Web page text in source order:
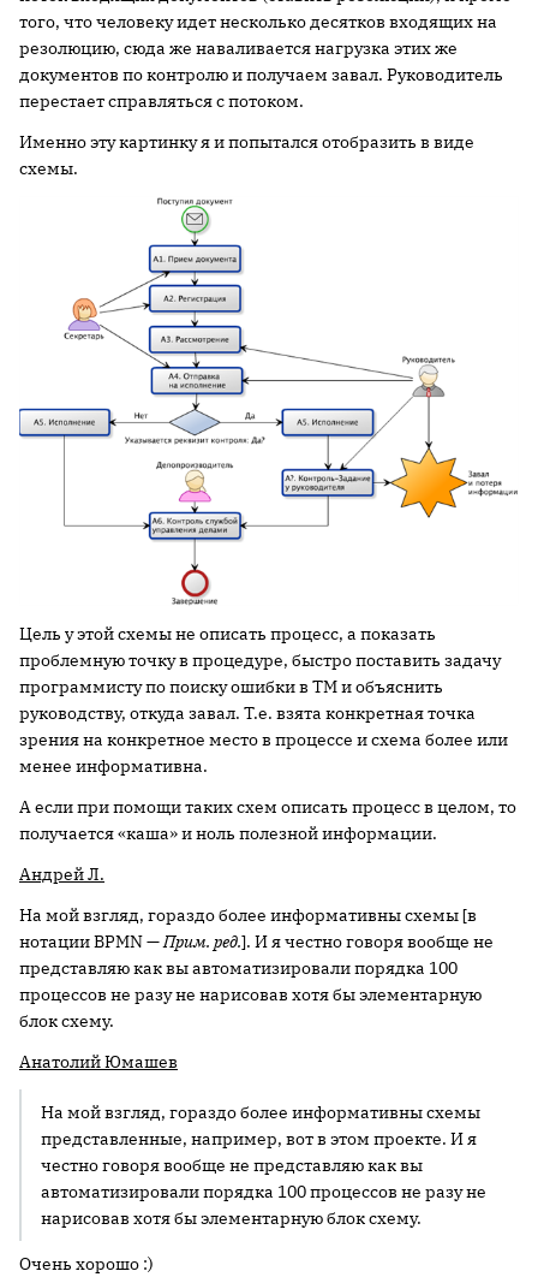
того, что человеку идет несколько десятков входящих на
резолюцию, сюда же наваливается нагрузка этих же
документов по контролю и получаем завал. Руководитель
перестает справляться с потоком.
Именно эту картинку я и попытался отобразить в виде
схемы.
Цель у этой схемы не описать процесс, а показать
проблемную точку в процедуре, быстро поставить задачу
программисту по поиску ошибки в ТМ и объяснить
руководству, откуда завал. Т.е. взята конкретная точка
зрения на конкретное место в процессе и схема более или
менее информативна.
А если при помощи таких схем описать процесс в целом, то
получается «каша» и ноль полезной информации.
Андрей Л.
На мой взгляд, гораздо более информативны схемы [в
нотации BPMN —Прим. ред.]. И я честно говоря вообще не
представляю как вы автоматизировали порядка 100
процессов не разу не нарисовав хотя бы элементарную
блок схему.
Анатолий Юмашев
На мой взгляд, гораздо более информативны схемы
представленные, например, вот в этом проекте. И я
честно говоря вообще не представляю как вы
автоматизировали порядка 100 процессов не разу не
нарисовав хотя бы элементарную блок схему.
Очень хорошо :)